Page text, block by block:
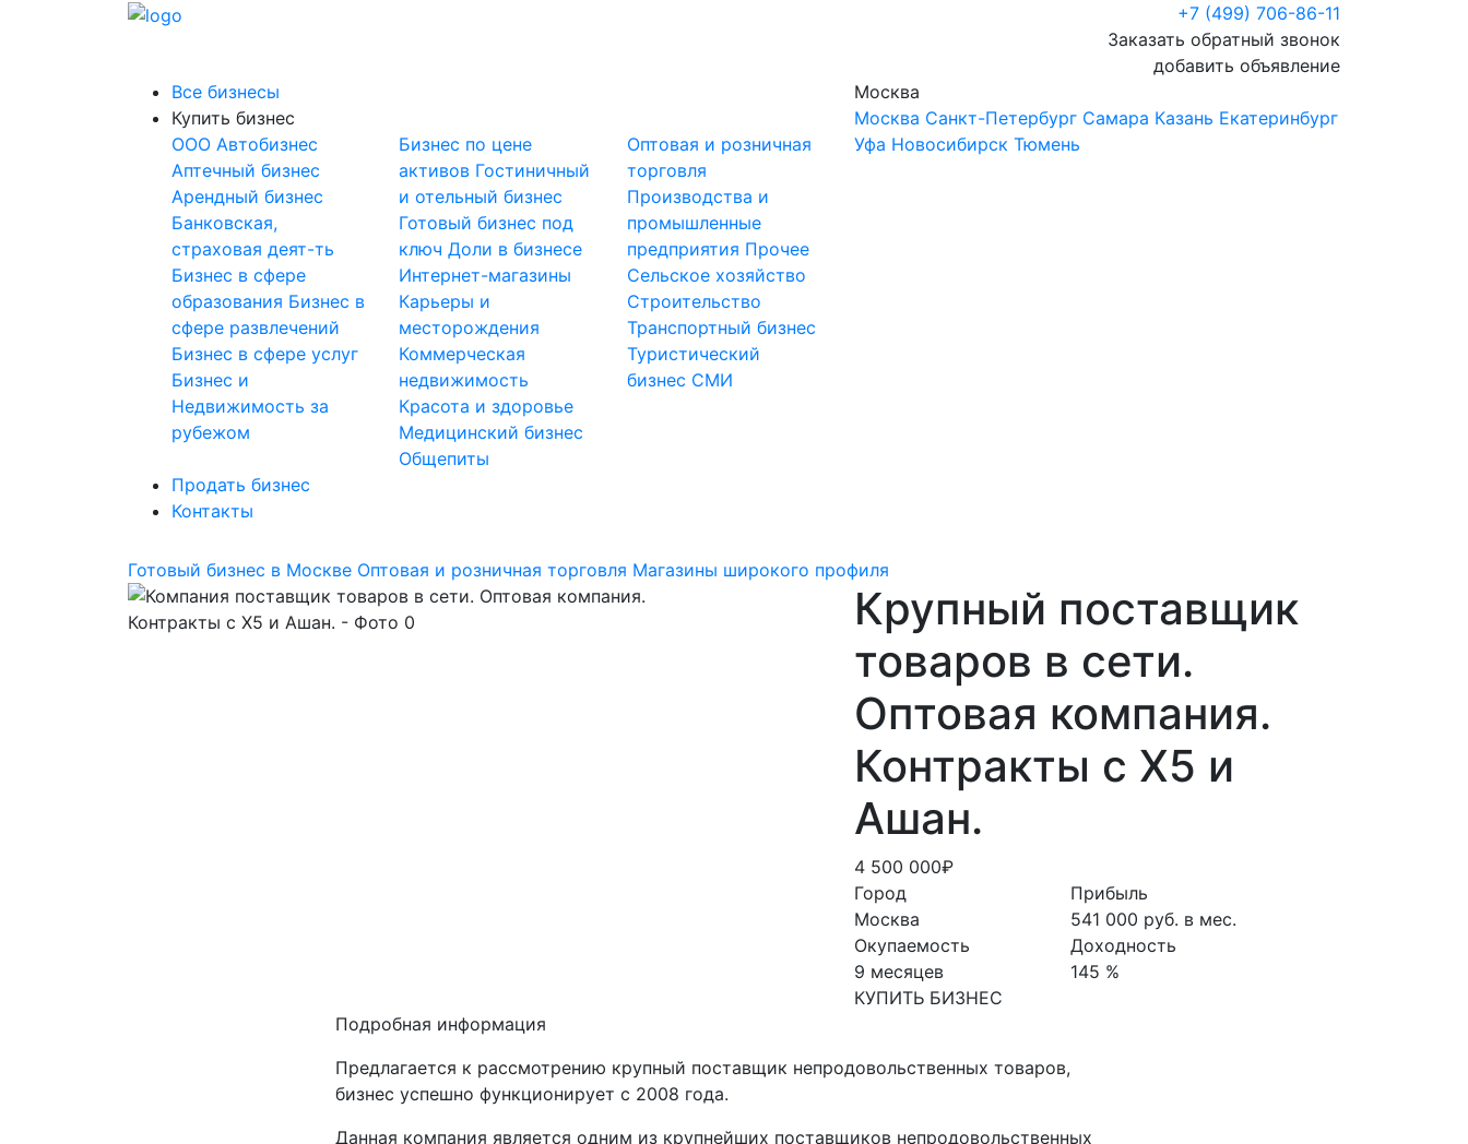
+7 (499) 706-86-11
Заказать обратный звонок
добавить объявление
Все бизнесы
Купить бизнес
OOO Автобизнес
Аптечный бизнес
Арендный бизнес
Банковская,
страховая деят-ть
Бизнес в сфере
образования Бизнес в
сфере развлечений
Бизнес в сфере услуг
Бизнес и
Недвижимость за
рубежом
Бизнес по цене
активов Гостиничный
и отельный бизнес
Готовый бизнес под
ключДоли в бизнесе
Интернет-магазины
Карьеры и
месторождения
Коммерческая
недвижимость
Красота и здоровье
Медицинский бизнес
Общепиты
Оптовая и розничная
торговля
Производства и
промышленные
предприятия Прочее
Сельское хозяйство
Строительство
Транспортный бизнес
Туристический
бизнес СМИ
Продать бизнес
Контакты
Москва
Москва Санкт-Петербург Самара Казань Екатеринбург
Уфа Новосибирск Тюмень
Готовый бизнес в Москве Оптовая и розничная торговля Магазины широкого профиля
Крупный поставщик
товаров в сети.
Оптовая компания.
Контракты с Х5 и
Ашан.
4 500 000₽
Город
Москва
Окупаемость
9 месяцев
КУПИТЬ БИЗНЕС
Прибыль
541 000 руб. в мес.
Доходность
145 %
Подробная информация
Предлагается к рассмотрению крупный поставщик непродовольственных товаров,
бизнес успешно функционирует с 2008 года.
Данная компания является одним из крупнейших поставщиков непродовольственных